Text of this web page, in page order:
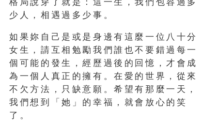
格局說穿了就是：這一生，我們包容過多
少人，相遇過多少事。
如果妳自己是或是身邊有這麼一位八十分
女生，請互相勉勵我們誰也不要錯過每一
個可能的發生，經歷過後的回憶，才會成
為一個人真正的擁有。在愛的世界，從來
不欠方法，只缺意願。希望有那麼一天，
我們想到「她」的幸福，就會放心的笑
了。